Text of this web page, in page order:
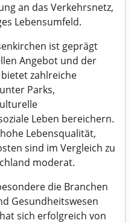
an das Verkehrsnetz,
Lebensumfeld.
ist geprägt
Angebot und der
zahlreiche
Parks,
Leben bereichern.
Lebensqualität,
sind im Vergleich zu
moderat.
die Branchen
Gesundheitswesen
sich erfolgreich von